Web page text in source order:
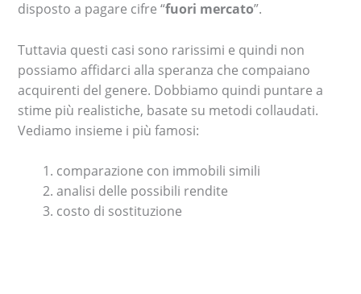
disposto a pagare cifre “fuori mercato”.
Tuttavia questi casi sono rarissimi e quindi non
possiamo affidarci alla speranza che compaiano
acquirenti del genere. Dobbiamo quindi puntare a
stime più realistiche, basate su metodi collaudati.
Vediamo insieme i più famosi:
comparazione con immobili simili
analisi delle possibili rendite
costo di sostituzione